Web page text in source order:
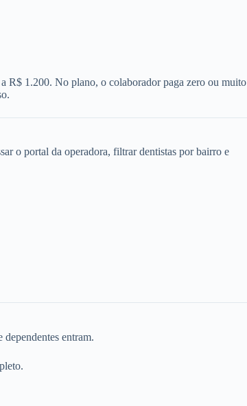
R$ 1.200. No plano, o colaborador paga zero ou muito
o portal da operadora, filtrar dentistas por bairro e
dependentes entram.